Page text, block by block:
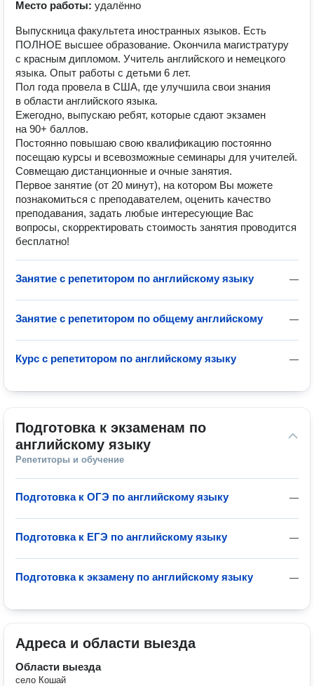
Место работы: удалённо
Выпускница факультета иностранных языков. Есть
ПОЛНОЕ высшее образование. Окончила магистратуру
с красным дипломом. Учитель английского и немецкого
языка. Опыт работы с детьми 6 лет.
Пол года провела в США, где улучшила свои знания
в области английского языка.
Ежегодно, выпускаю ребят, которые сдают экзамен
на 90+ баллов.
Постоянно повышаю свою квалификацию постоянно
посещаю курсы и всевозможные семинары для учителей.
Совмещаю дистанционные и очные занятия.
Первое занятие (от 20 минут), на котором Вы можете
познакомиться с преподавателем, оценить качество
преподавания, задать любые интересующие Вас
вопросы, скорректировать стоимость занятия проводится
бесплатно!
—
Занятие с репетитором по английскому языку
—
Занятие с репетитором по общему английскому
—
Курс с репетитором по английскому языку
Подготовка к экзаменам по
английскому языку
Репетиторы и обучение
—
Подготовка к ОГЭ по английскому языку
—
Подготовка к ЕГЭ по английскому языку
—
Подготовка к экзамену по английскому языку
Адреса и области выезда
Области выезда
село Кошай